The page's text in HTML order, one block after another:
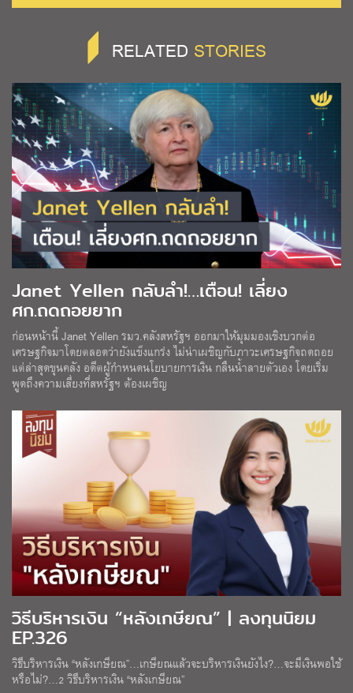
RELATED STORIES
Janet Yellen กลับลำ!…เตือน! เลี่ยง
ศก.ถดถอยยาก
ก่อนหน้านี้ Janet Yellen รมว.คลังสหรัฐฯ ออกมาให้มุมมองเชิงบวกต่อ
เศรษฐกิจมาโดยตลอดว่ายังแข็งแกร่ง ไม่น่าเผชิญกับภาวะเศรษฐกิจถดถอย
แต่ล่าสุดขุนคลัง อดีตผู้กำหนดนโยบายการเงิน กลืนน้ำลายตัวเอง โดยเริ่ม
พูดถึงความเสี่ยงที่สหรัฐฯ ต้องเผชิญ
วิธีบริหารเงิน “หลังเกษียณ” | ลงทุนนิยม
EP.326
วิธีบริหารเงิน “หลังเกษียณ”…เกษียณแล้วจะบริหารเงินยังไง?…จะมีเงินพอใช้
หรือไม่?…2 วิธีบริหารเงิน “หลังเกษียณ”